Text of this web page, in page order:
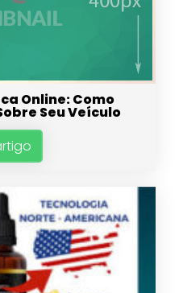
Online: Como
Seu Veículo